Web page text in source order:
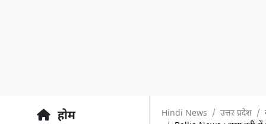
होम
Hindi News उत्तर प्रदेश